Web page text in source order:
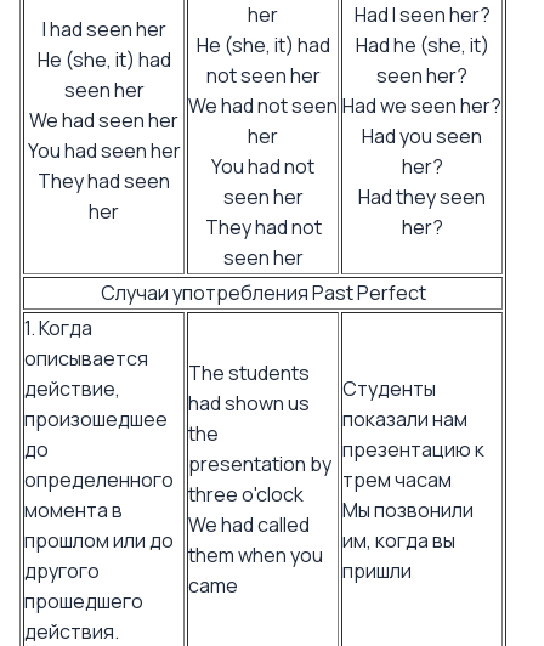
I had seen her
He (she, it) had
seen her
We had seen her
You had seen her
They had seen
her
her
He (she, it) had
not seen her
We had not seen
her
You had not
seen her
They had not
seen her
Had I seen her?
Had he (she, it)
seen her?
Had we seen her?
Had you seen
her?
Had they seen
her?
Случаи употребления Past Perfect
1. Когда
описывается
действие,
произошедшее
до
определенного
момента в
прошлом или до
другого
прошедшего
действия.
The students
had shown us
the
presentation by
three o'clock
We had called
them when you
came
Студенты
показали нам
презентацию к
трем часам
Мы позвонили
им, когда вы
пришли